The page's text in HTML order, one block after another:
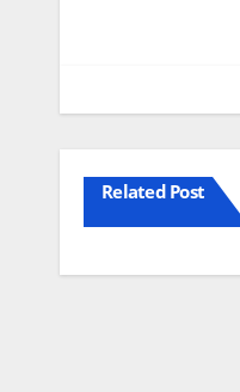
Related Post